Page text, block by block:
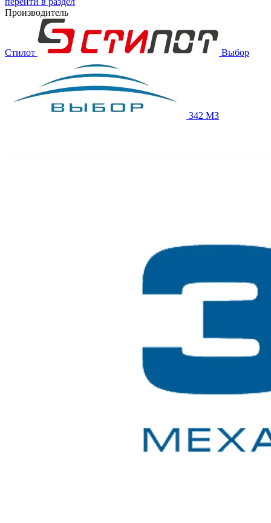
Производитель
Стилот Выбор
342 МЗ